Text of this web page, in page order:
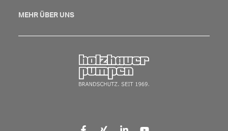
MEHR ÜBER UNS
Zurück zur Startseite